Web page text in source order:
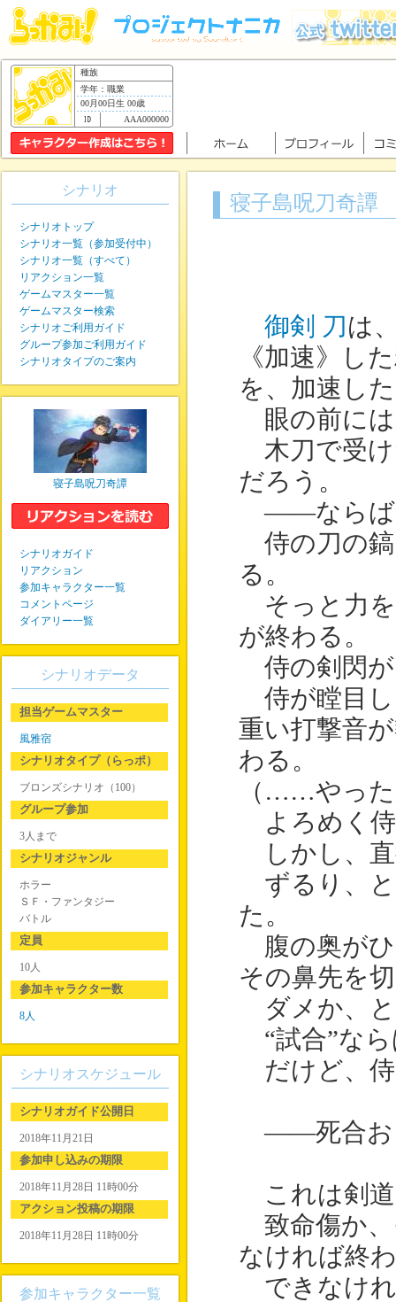
種族
学年：職業
00月00日生 00歳
AAA000000
寝子島呪刀奇譚
御剣 刀 は
《加速》し
を、加速し
眼の前には
木刀で受け
だろう。
――ならば
侍の刀の鎬
る。
そっと力を
が終わる。
侍の剣閃が
侍が瞠目し
重い打撃音
わる。
（……やっ
よろめく
しかし、直
ずるり、と
た。
腹の奥がひ
その鼻先を
ダメか、と
“試合”なら
だけど、侍
――死合お
これは剣道
致命傷か、
なければ終
できなけれ
シナリオ
シナリオトップ
シナリオ一覧（参加受付中）
シナリオ一覧（すべて）
リアクション一覧
ゲームマスター一覧
ゲームマスター検索
シナリオご利用ガイド
グループ参加ご利用ガイド
シナリオタイプのご案内
寝子島呪刀奇譚
シナリオガイド
リアクション
参加キャラクター一覧
コメントページ
ダイアリー一覧
シナリオデータ
担当ゲームマスター
風雅宿
シナリオタイプ（らっポ）
ブロンズシナリオ（100）
グループ参加
3人まで
シナリオジャンル
ホラー
ＳＦ・ファンタジー
バトル
定員
10人
参加キャラクター数
8人
シナリオスケジュール
シナリオガイド公開日
2018年11月21日
参加申し込みの期限
2018年11月28日 11時00分
アクション投稿の期限
2018年11月28日 11時00分
参加キャラクター一覧